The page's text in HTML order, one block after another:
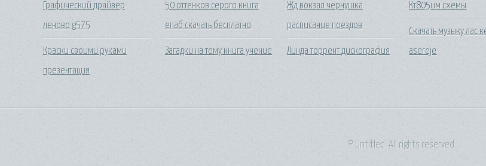
Графический драйвер
леново g575
Краски своими руками
презентация
50 оттенков серого книга
епаб скачать бесплатно
Загадки на тему книга учение
Жд вокзал чернушка
расписание поездов
Линда торрент дискография
Кт805им схемы
Скачать музыку лас
asereje
© Untitled. All rights reserved.